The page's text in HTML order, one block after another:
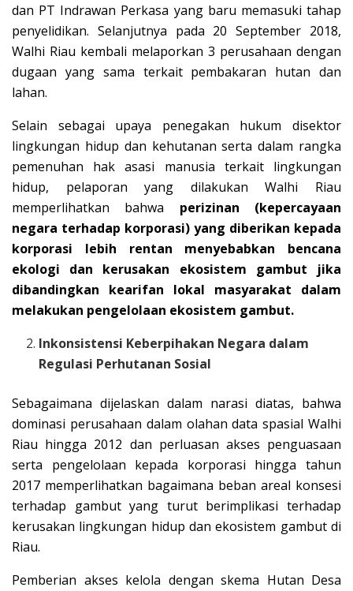
dan PT Indrawan Perkasa yang baru memasuki tahap
penyelidikan. Selanjutnya pada 20 September 2018,
Walhi Riau kembali melaporkan 3 perusahaan dengan
dugaan yang sama terkait pembakaran hutan dan
lahan.
Selain sebagai upaya penegakan hukum disektor
lingkungan hidup dan kehutanan serta dalam rangka
pemenuhan hak asasi manusia terkait lingkungan
hidup, pelaporan yang dilakukan Walhi Riau
memperlihatkan bahwa perizinan (kepercayaan
negara terhadap korporasi) yang diberikan kepada
korporasi lebih rentan menyebabkan bencana
ekologi dan kerusakan ekosistem gambut jika
dibandingkan kearifan lokal masyarakat dalam
melakukan pengelolaan ekosistem gambut.
Inkonsistensi Keberpihakan Negara dalam
Regulasi Perhutanan Sosial
Sebagaimana dijelaskan dalam narasi diatas, bahwa
dominasi perusahaan dalam olahan data spasial Walhi
Riau hingga 2012 dan perluasan akses penguasaan
serta pengelolaan kepada korporasi hingga tahun
2017 memperlihatkan bagaimana beban areal konsesi
terhadap gambut yang turut berimplikasi terhadap
kerusakan lingkungan hidup dan ekosistem gambut di
Riau.
Pemberian akses kelola dengan skema Hutan Desa